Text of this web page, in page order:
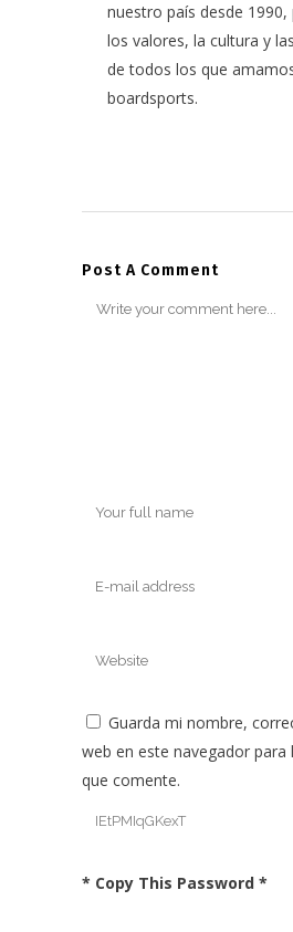
nuestro país desde 1990,
los valores, la cultura y
de todos los que
boardsports.
Post A Comment
Guarda mi nombre,
web en este navegador para
que comente.
* Copy This Password *